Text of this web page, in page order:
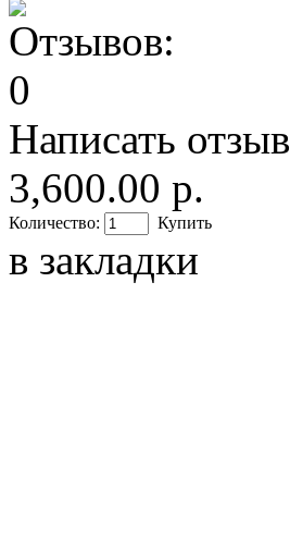
Написать отзыв
3,600.00 р.
Количество: Купить
в закладки